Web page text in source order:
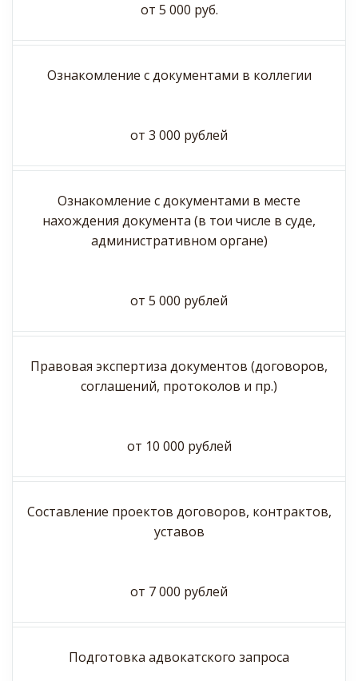
от 5 000 руб.
Ознакомление с документами в коллегии
от 3 000 рублей
Ознакомление с документами в месте
нахождения документа (в тои числе в суде,
административном органе)
от 5 000 рублей
Правовая экспертиза документов (договоров,
соглашений, протоколов и пр.)
от 10 000 рублей
Составление проектов договоров, контрактов,
уставов
от 7 000 рублей
Подготовка адвокатского запроса